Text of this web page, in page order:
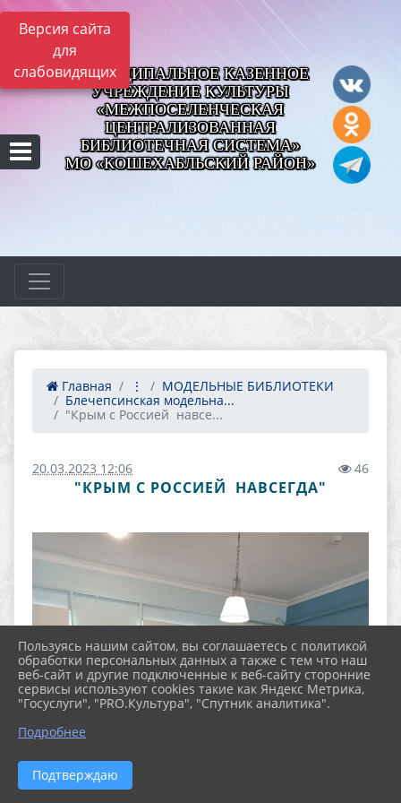
Версия сайта
для
слабовидящихМУНИЦИПАЛЬНОЕ КАЗЕННОЕ
УЧРЕЖДЕНИЕ КУЛЬТУРЫ
«МЕЖПОСЕЛЕНЧЕСКАЯ
ЦЕНТРАЛИЗОВАННАЯ
БИБЛИОТЕЧНАЯ СИСТЕМА»
МО «КОШЕХАБЛЬСКИЙ РАЙОН»
Главная ⋮
МОДЕЛЬНЫЕ БИБЛИОТЕКИ
Блечепсинская модельна...
"Крым с Россией навсе...
20.03.2023 12:06 46
"КРЫМ С РОССИЕЙ НАВСЕГДА"
Пользуясь нашим сайтом, вы соглашаетесь с политикой
обработки персональных данных а также с тем что наш
веб-сайт и другие подключенные к веб-сайту сторонние
сервисы используют cookies такие как Яндекс Метрика,
"Госуслуги", "PRO.Культура", "Спутник аналитика".
Подробнее
Подтверждаю